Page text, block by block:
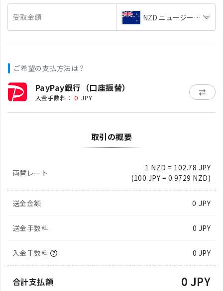
受取金額 NZD ニュージーランド
ご希望の支払方法は？
PayPay銀行（口座振替）
入金手数料： 0 JPY
取引の概要
両替レート
1 NZD = 102.78 JPY
(100 JPY = 0.9729 NZD)
送金金額 0 JPY
送金手数料 0 JPY
入金手数料 0 JPY
合計支払額 0 JPY